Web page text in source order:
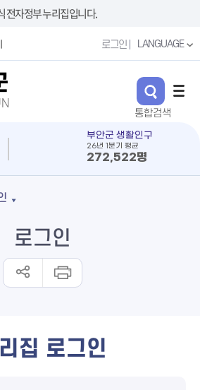
전자정부 누리집입니다.
로그인 LANGUAGE
부안군 생활인구
26년 1분기 평균
272,522명
로그인
집 로그인